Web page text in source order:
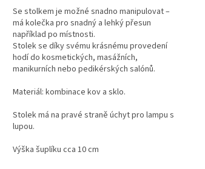
Se stolkem je možné snadno manipulovat –
má kolečka pro snadný a lehký přesun
například po místnosti.
Stolek se díky svému krásnému provedení
hodí do kosmetických, masážních,
manikurních nebo pedikérských salónů.
Materiál: kombinace kov a sklo.
Stolek má na pravé straně úchyt pro lampu s
lupou.
Výška šuplíku cca 10 cm